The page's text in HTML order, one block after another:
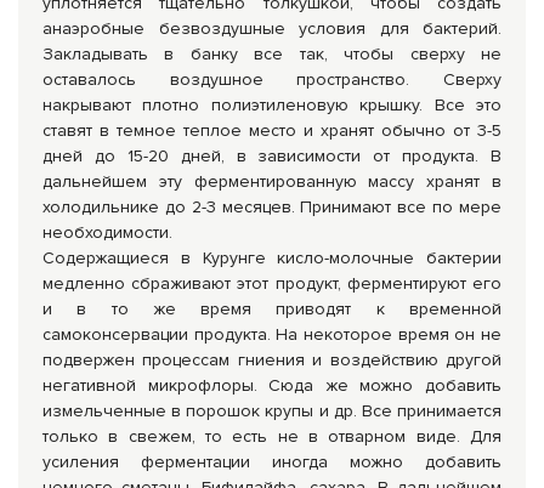
анаэробные безвоздушные условия для бактерий.
Закладывать в банку все так, чтобы сверху не
оставалось воздушное пространство. Сверху
накрывают плотно полиэтиленовую крышку. Все это
ставят в темное теплое место и хранят обычно от 3-5
дней до 15-20 дней, в зависимости от продукта. В
дальнейшем эту ферментированную массу хранят в
холодильнике до 2-3 месяцев. Принимают все по мере
необходимости.
Содержащиеся в Курунге кисло-молочные бактерии
медленно сбраживают этот продукт, ферментируют его
и в то же время приводят к временной
самоконсервации продукта. На некоторое время он не
подвержен процессам гниения и воздействию другой
негативной микрофлоры. Сюда же можно добавить
измельченные в порошок крупы и др. Все принимается
только в свежем, то есть не в отварном виде. Для
усиления ферментации иногда можно добавить